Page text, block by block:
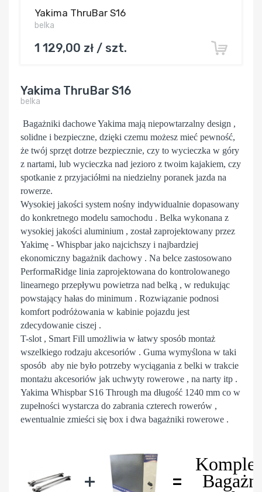
Yakima ThruBar S16
belka
1 129,00 zł / szt.
Yakima ThruBar S16
belka
Bagażniki dachowe Yakima mają niepowtarzalny design ,
solidne i bezpieczne, dzięki czemu możesz mieć pewność,
że twój sprzęt dotrze bezpiecznie, czy to wycieczka w góry
z nartami, lub wycieczka nad jezioro z twoim kajakiem, czy
spotkanie z przyjaciółmi na niedzielny poranek jazda na
rowerze.
Wysokiej jakości system nośny indywidualnie dopasowany
do konkretnego modelu samochodu . Belka wykonana z
wysokiej jakości aluminium , został zaprojektowany przez
Yakimę - Whispbar jako najcichszy i najbardziej
ekonomiczny bagażnik dachowy . Na belce zastosowano
PerformaRidge linia zaprojektowana do kontrolowanego
linearnego przepływu powietrza nad belką , w redukując
powstający hałas do minimum . Rozwiązanie podnosi
komfort podróżowania w kabinie pojazdu jest
zdecydowanie ciszej .
T-slot , Smart Fill umożliwia w łatwy sposób montaż
wszelkiego rodzaju akcesoriów . Guma wymyślona w taki
sposób aby nie było potrzeby wyciągania z belki w trakcie
montażu akcesoriów jak uchwyty rowerowe , na narty itp .
Yakima Whispbar S16 Through ma długość 1240 mm co w
zupełności wystarcza do zabrania czterech rowerów ,
ewentualnie zmieści się box i dwa bagażniki rowerowe .
+ =